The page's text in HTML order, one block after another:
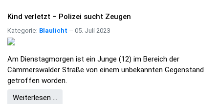
Kind verletzt – Polizei sucht Zeugen
Kategorie: Blaulicht 05. Juli 2023
Am Dienstagmorgen ist ein Junge (12) im Bereich der
Cämmerswalder Straße von einem unbekannten Gegenstand
getroffen worden.
Weiterlesen …